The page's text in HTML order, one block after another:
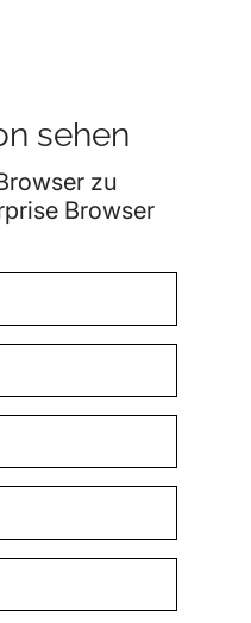
sehen
zu
Browser